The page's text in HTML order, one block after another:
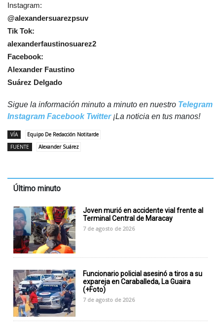
Instagram:
@alexandersuarezpsuv
Tik Tok:
alexanderfaustinosuarez2
Facebook:
Alexander Faustino
Suárez Delgado
Sigue la información minuto a minuto en nuestro Telegram
Instagram Facebook Twitter¡La noticia en tus manos!
VÍA
Equipo De Redacción Notitarde
FUENTE
Alexander Suárez
Último minuto
Joven murió en accidente vial frente al
Terminal Central de Maracay
7 de agosto de 2026
Funcionario policial asesinó a tiros a su
expareja en Caraballeda, La Guaira
(+Foto)
7 de agosto de 2026